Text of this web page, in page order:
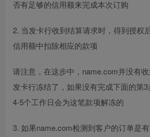
否有足够的信用额来完成本次订购
2. 当发卡行收到结算请求时，得到授权
信用额中扣除相应的款项
请注意，在这步中，name.com并没有
发卡行冻结了，如果没有完成下面的第
4-5个工作日会为这笔款项解冻的
3. 如果name.com检测到客户的订单是